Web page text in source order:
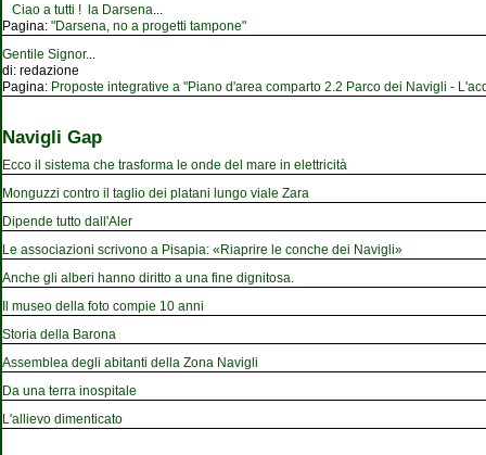
Ciao a tutti ! la Darsena
Pagina: "Darsena, no a progetti tampone"
Gentile Signor...
di: redazione
Pagina: Proposte integrative a "Piano d'area comparto 2.2 Parco dei Navigli -
Navigli Gap
Ecco il sistema che trasforma le onde del mare in elettricità
Monguzzi contro il taglio dei platani lungo viale Zara
Dipende tutto dall'Aler
Le associazioni scrivono a Pisapia: «Riaprire le conche dei Navigli»
Anche gli alberi hanno diritto a una fine dignitosa.
Il museo della foto compie 10 anni
Storia della Barona
Assemblea degli abitanti della Zona Navigli
Da una terra inospitale
L'allievo dimenticato